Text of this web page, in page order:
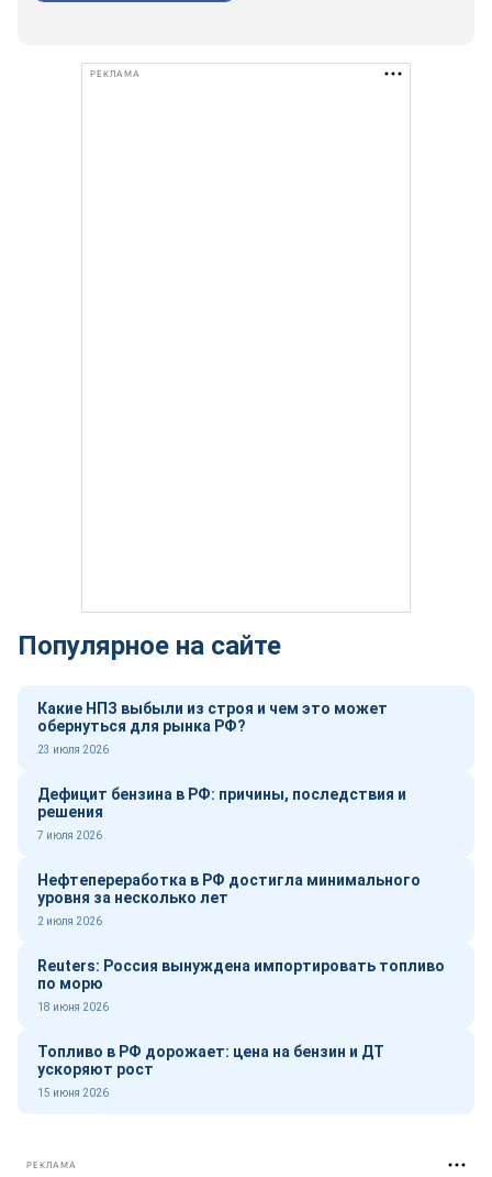
РЕКЛАМА
Популярное на сайте
Какие НПЗ выбыли из строя и чем это может
обернуться для рынка РФ?
23 июля 2026
Дефицит бензина в РФ: причины, последствия и
решения
7 июля 2026
Нефтепереработка в РФ достигла минимального
уровня за несколько лет
2 июля 2026
Reuters: Россия вынуждена импортировать топливо
по морю
18 июня 2026
Топливо в РФ дорожает: цена на бензин и ДТ
ускоряют рост
15 июня 2026
РЕКЛАМА